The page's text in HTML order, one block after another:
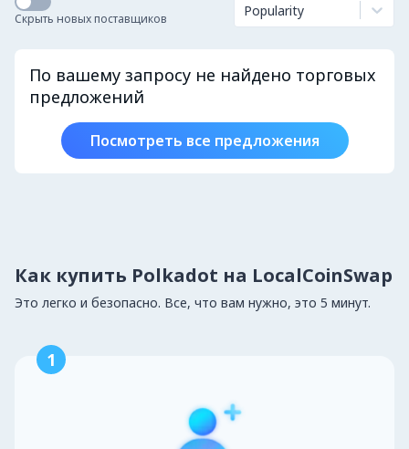
Скрыть новых поставщиков Popularity
По вашему запросу не найдено торговых
предложений
Посмотреть все предложения
Как купить Polkadot на LocalCoinSwap
Это легко и безопасно. Все, что вам нужно, это 5 минут.
1